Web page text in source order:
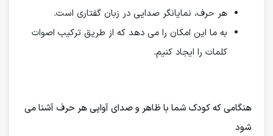
هر حرف، نمایانگر صدایی در زبان گفتاری است.
به ما این امکان را می دهد که از طریق ترکیب اصوات
کلمات را ایجاد کنیم.
هنگامی که کودک شما با ظاهر و صدای آوایی هر حرف آشنا می
شود